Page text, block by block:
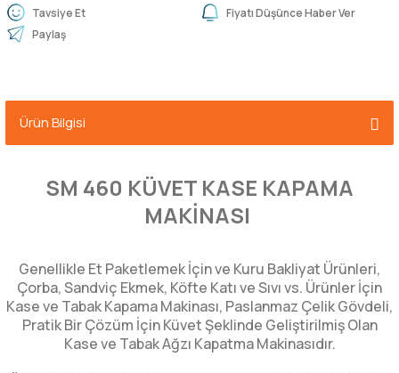
Tavsiye Et
Fiyatı Düşünce Haber Ver
Paylaş
Ürün Bilgisi
SM 460 KÜVET KASE KAPAMA
MAKİNASI
Genellikle Et Paketlemek İçin ve Kuru Bakliyat Ürünleri,
Çorba, Sandviç Ekmek, Köfte Katı ve Sıvı vs. Ürünler İçin
Kase ve Tabak Kapama Makinası, Paslanmaz Çelik Gövdeli,
Pratik Bir Çözüm İçin Küvet Şeklinde Geliştirilmiş Olan
Kase ve Tabak Ağzı Kapatma Makinasıdır.